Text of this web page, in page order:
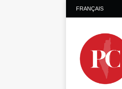
FRANÇAIS